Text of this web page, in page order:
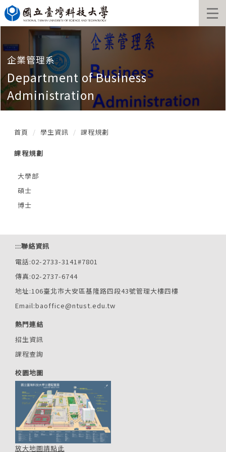
跳
到
主
內
容
區
塊
企業管理系
Department of Business
Administration
首頁 學生資訊 課程規劃
課程規劃
大學部
碩士
博士
:::聯絡資訊
電話:02-2733-3141#7801
傳真:02-2737-6744
地址:106臺北市大安區基隆路四段43號管理大樓四樓
Email:baoffice@ntust.edu.tw
熱門連結
招生資訊
課程查詢
校園地圖
放大地圖請點此